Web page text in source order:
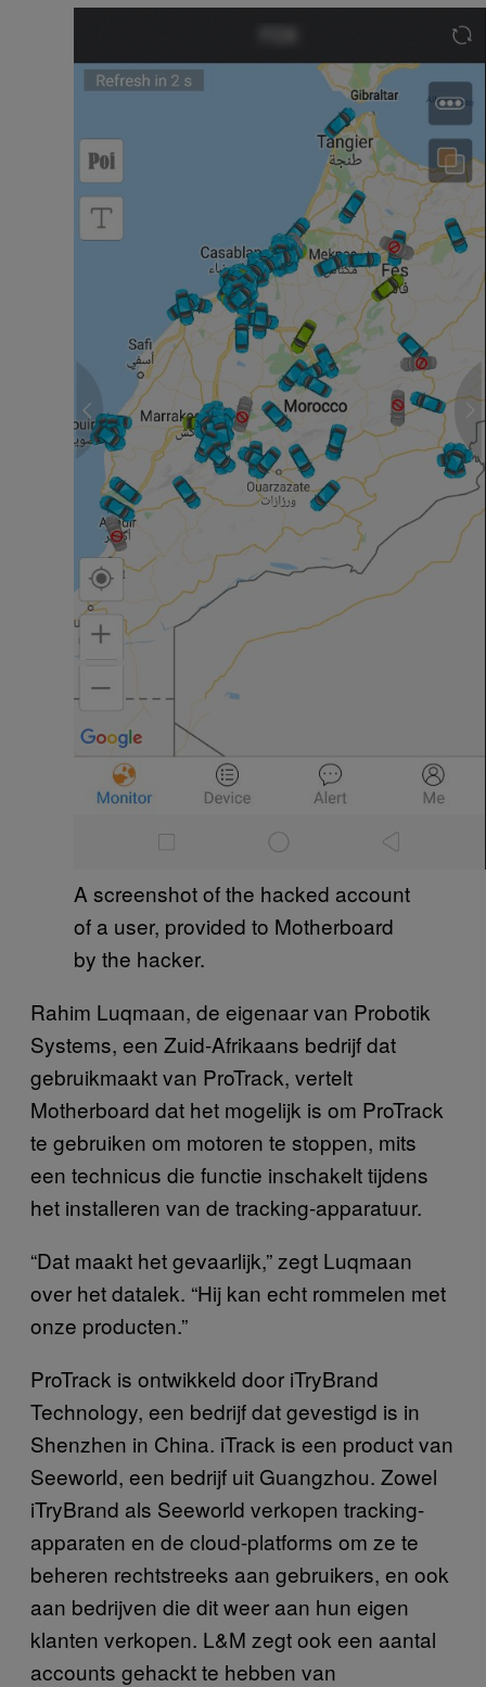
A screenshot of the hacked account
of a user, provided to Motherboard
by the hacker.
Rahim Luqmaan, de eigenaar van Probotik
Systems, een Zuid-Afrikaans bedrijf dat
gebruikmaakt van ProTrack, vertelt
Motherboard dat het mogelijk is om ProTrack
te gebruiken om motoren te stoppen, mits
een technicus die functie inschakelt tijdens
het installeren van de tracking-apparatuur.
“Dat maakt het gevaarlijk,” zegt Luqmaan
over het datalek. “Hij kan echt rommelen met
onze producten.”
ProTrack is ontwikkeld door iTryBrand
Technology, een bedrijf dat gevestigd is in
Shenzhen in China. iTrack is een product van
Seeworld, een bedrijf uit Guangzhou. Zowel
iTryBrand als Seeworld verkopen tracking-
apparaten en de cloud-platforms om ze te
beheren rechtstreeks aan gebruikers, en ook
aan bedrijven die dit weer aan hun eigen
klanten verkopen. L&M zegt ook een aantal
accounts gehackt te hebben van